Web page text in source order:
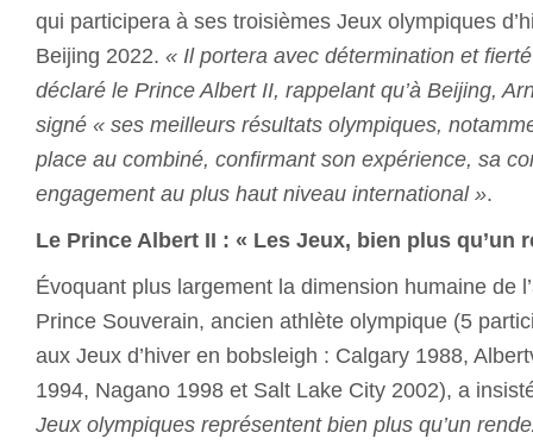
qui participera à ses troisièmes Jeux olympiques
Beijing 2022. « Il portera avec détermination et
déclaré le Prince Albert II, rappelant qu’à Beijing,
signé « ses meilleurs résultats olympiques,
place au combiné, confirmant son expérience, sa
engagement au plus haut niveau international ».
Le Prince Albert II : « Les Jeux, bien plus qu’un
Évoquant plus largement la dimension humaine de
Prince Souverain, ancien athlète olympique (5
aux Jeux d’hiver en bobsleigh : Calgary 1988,
1994, Nagano 1998 et Salt Lake City 2002), a
Jeux olympiques représentent bien plus qu’un